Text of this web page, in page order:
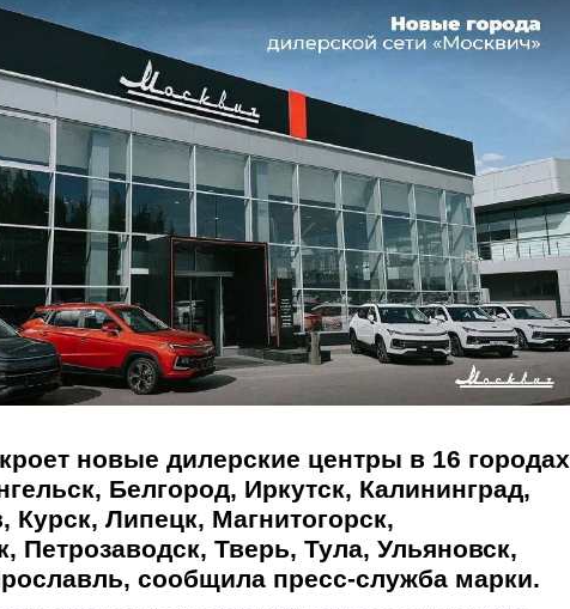
новые дилерские центры в 16 городах
Белгород, Иркутск, Калининград,
Курск, Липецк, Магнитогорск,
Петрозаводск, Тверь, Тула, Ульяновск,
сообщила пресс-служба марки.